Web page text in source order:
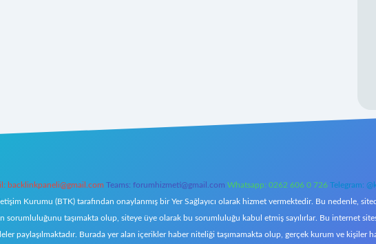
backlinkpaneli@gmail.com Teams: forumhizmeti@gmail.com Whatsapp: 0262 606 0 726 Telegram:
Kurumu (BTK) tarafından onaylanmış bir Yer Sağlayıcı olarak hizmet vermektedir. Bu nedenle,
taşımakta olup, siteye üye olarak bu sorumluluğu kabul etmiş sayılırlar. Bu internet
paylaşılmaktadır. Burada yer alan içerikler haber niteliği taşımamakta olup, gerçek kurum ve kişiler